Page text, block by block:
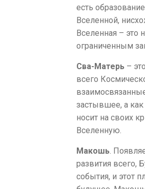
есть
Вселенной,
Вселенная – это
ограниченным
Сва-Матерь –
всего
застывшее, а
носит на своих
Вселенную.
Макошь.
развития всего,
события, и этот